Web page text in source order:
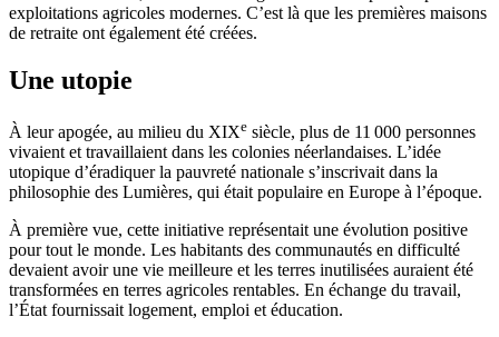
exploitations agricoles modernes. C’est là que les premières maisons
de retraite ont également été créées.
Une utopie
À leur apogée, au milieu du XIXe siècle, plus de 11 000 personnes
vivaient et travaillaient dans les colonies néerlandaises. L’idée
utopique d’éradiquer la pauvreté nationale s’inscrivait dans la
philosophie des Lumières, qui était populaire en Europe à l’époque.
À première vue, cette initiative représentait une évolution positive
pour tout le monde. Les habitants des communautés en difficulté
devaient avoir une vie meilleure et les terres inutilisées auraient été
transformées en terres agricoles rentables. En échange du travail,
l’État fournissait logement, emploi et éducation.